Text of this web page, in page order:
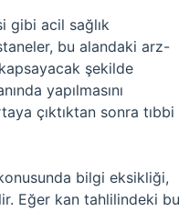
gibi acil sağlık
bu alandaki arz-
şekilde
yapılmasını
çıktıktan sonra tıbbi
bilgi eksikliği,
Eğer kan tahlilindeki bu